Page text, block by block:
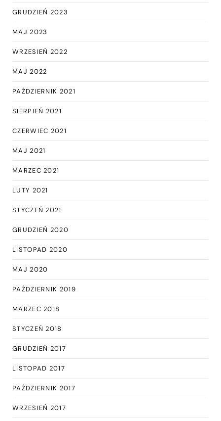
GRUDZIEŃ 2023
MAJ 2023
WRZESIEŃ 2022
MAJ 2022
PAŹDZIERNIK 2021
SIERPIEŃ 2021
CZERWIEC 2021
MAJ 2021
MARZEC 2021
LUTY 2021
STYCZEŃ 2021
GRUDZIEŃ 2020
LISTOPAD 2020
MAJ 2020
PAŹDZIERNIK 2019
MARZEC 2018
STYCZEŃ 2018
GRUDZIEŃ 2017
LISTOPAD 2017
PAŹDZIERNIK 2017
WRZESIEŃ 2017